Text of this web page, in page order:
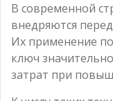
В современной
внедряются
Их применение
ключ
затрат при